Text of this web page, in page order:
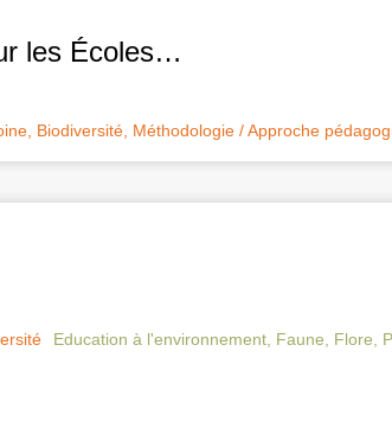
les Écoles…
, Biodiversité, Méthodologie / Approche
Education à l'environnement, Faune Flore